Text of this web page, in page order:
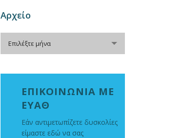
Αρχείο
Επιλέξτε μήνα
ΕΠΙΚΟΙΝΩΝΙΑ ΜΕ
ΕΥΑΘ
Εάν αντιμετωπίζετε δυσκολίες
είμαστε εδώ να σας